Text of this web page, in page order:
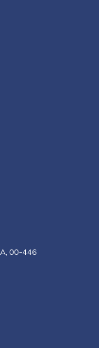
00-446